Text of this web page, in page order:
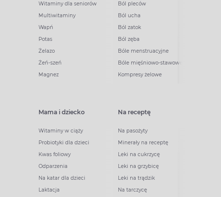
Witaminy dla seniorów
Multiwitaminy
Wapń
Potas
Żelazo
Żeń-szeń
Magnez
Ból pleców
Ból ucha
Ból zatok
Ból zęba
Bóle menstruacyjne
Bóle mięśniowo-stawowe
Kompresy żelowe
Mama i dziecko
Witaminy w ciąży
Probiotyki dla dzieci
Kwas foliowy
Odparzenia
Na katar dla dzieci
Laktacja
Na receptę
Na pasożyty
Minerały na receptę
Leki na cukrzycę
Leki na grzybicę
Leki na trądzik
Na tarczycę